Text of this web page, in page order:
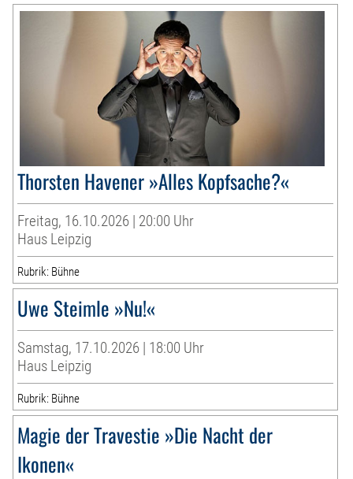
Thorsten Havener »Alles Kopfsache?«
Freitag, 16.10.2026 | 20:00 Uhr
Haus Leipzig
Rubrik: Bühne
Uwe Steimle »Nu!«
Samstag, 17.10.2026 | 18:00 Uhr
Haus Leipzig
Rubrik: Bühne
Magie der Travestie »Die Nacht der
Ikonen«